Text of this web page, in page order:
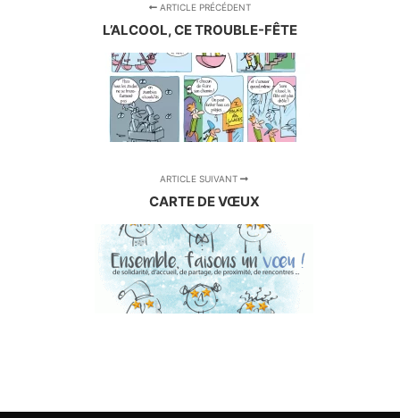
ARTICLE PRÉCÉDENT
L’ALCOOL, CE TROUBLE-FÊTE
ARTICLE SUIVANT
CARTE DE VŒUX